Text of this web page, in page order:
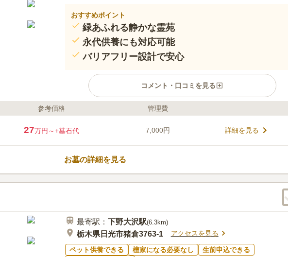
おすすめポイント
緑あふれる静かな霊苑
永代供養にも対応可能
バリアフリー設計で安心
コメント・口コミを見る
ライフドット編集部のコメント
ています。 豊かな自然に抱かれた環境の良い場所で、安らかに
眠ることができます。 神・仏・洋に区分けされており、神式
仏式は約３・４・５㎡の３タイプがあり、洋式（芝）は約３㎡
の広さです。 神式納骨堂である「祖霊社」と仏式納骨堂の『合
葬墓～四恩「しおん」～』があり、ご自身の信仰を大切にして
山林を切り開いて造園したので、まわりには何もありません
幹線道路に近いため、騒音を心配していましたが、想像していたより静
か。道の駅が近くにありますが墓参りには関係ないです。
口コミの続きを読む
参考価格 管理費
27万円～+墓石代 7,000円 詳細を見る
お墓の詳細を見る
最寄駅： 下野大沢駅(6.3km)
栃木県日光市猪倉3763-1 アクセスを見る
ペット供養できる 檀家になる必要なし
生前申込できる